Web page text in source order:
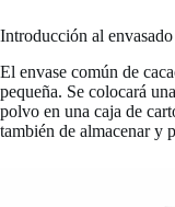
Introducción al
El envase común de
pequeña. Se colocará
polvo en una caja de
también de almacenar y